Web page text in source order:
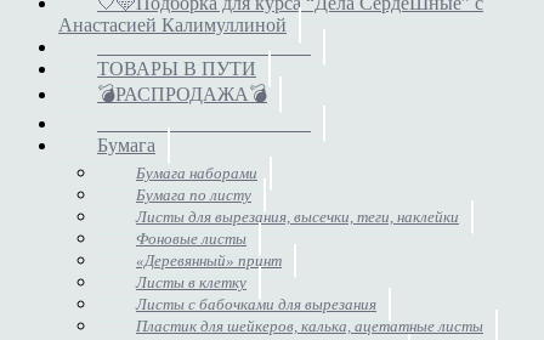
Анастасией Калимуллиной
______________________
ТОВАРЫ В ПУТИ
💣РАСПРОДАЖА💣
______________________
Бумага
Бумага наборами
Бумага по листу
Листы для вырезания, высечки, теги, наклейки
Фоновые листы
«Деревянный» принт
Листы в клетку
Листы с бабочками для вырезания
Пластик для шейкеров, калька, ацетатные листы